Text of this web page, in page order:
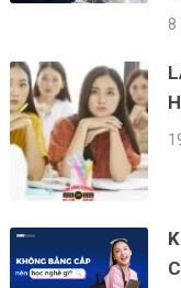
8